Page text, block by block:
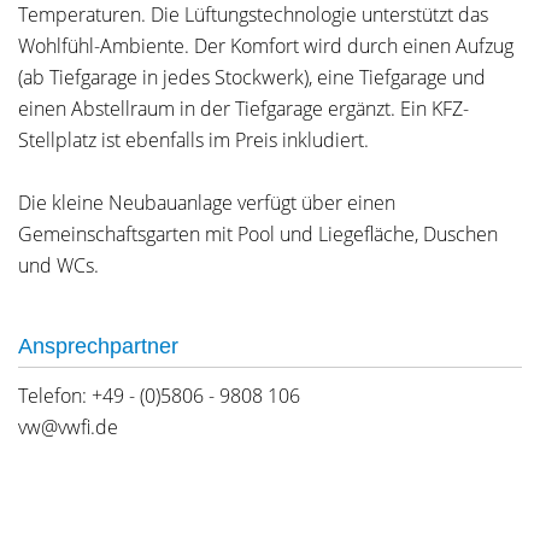
Temperaturen. Die Lüftungstechnologie unterstützt das
Wohlfühl-Ambiente. Der Komfort wird durch einen Aufzug
(ab Tiefgarage in jedes Stockwerk), eine Tiefgarage und
einen Abstellraum in der Tiefgarage ergänzt. Ein KFZ-
Stellplatz ist ebenfalls im Preis inkludiert.
Die kleine Neubauanlage verfügt über einen
Gemeinschaftsgarten mit Pool und Liegefläche, Duschen
und WCs.
Ansprechpartner
Telefon: +49 - (0)5806 - 9808 106
vw@vwfi.de